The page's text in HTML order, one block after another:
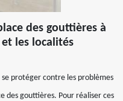
des gouttières à
et les localités
protéger contre les problèmes
des gouttières. Pour réaliser ces